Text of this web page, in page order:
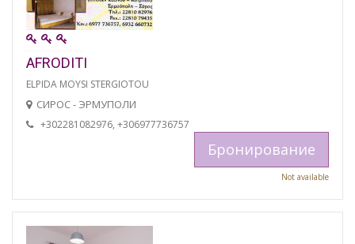
AFRODITI
ELPIDA MOYSI STERGIOTOU
СИРОС - ЭРМУПОЛИ
+302281082976, +306977736757
Бронирование
Not available